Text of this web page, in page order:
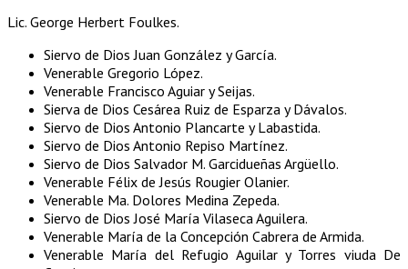
Lic. George Herbert Foulkes.
Siervo de Dios Juan González y García.
Venerable Gregorio López.
Venerable Francisco Aguiar y Seijas.
Sierva de Dios Cesárea Ruiz de Esparza y Dávalos.
Siervo de Dios Antonio Plancarte y Labastida.
Siervo de Dios Antonio Repiso Martínez.
Siervo de Dios Salvador M. Garcidueñas Argüello.
Venerable Félix de Jesús Rougier Olanier.
Venerable Ma. Dolores Medina Zepeda.
Siervo de Dios José María Vilaseca Aguilera.
Venerable María de la Concepción Cabrera de Armida.
Venerable María del Refugio Aguilar y Torres viuda De